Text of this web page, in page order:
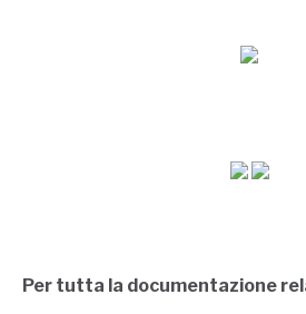
Per tutta la documentazione